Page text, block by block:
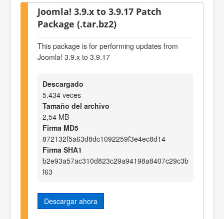
Joomla! 3.9.x to 3.9.17 Patch
Package (.tar.bz2)
This package is for performing updates from
Joomla! 3.9.x to 3.9.17
Descargado
5.434 veces
Tamaño del archivo
2,54 MB
Firma MD5
872132f5a63d8dc1092259f3e4ec8d14
Firma SHA1
b2e93a57ac310d823c29a94198a8407c29c3b
f63
Descargar ahora